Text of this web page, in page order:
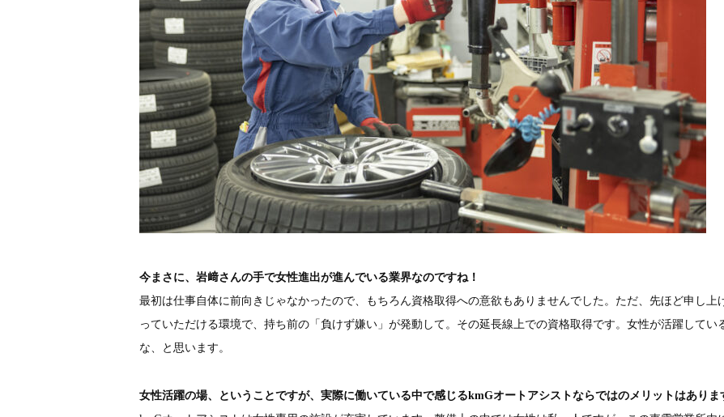
今まさに、岩﨑さんの手で女性進出が進んでいる業界なのですね！
最初は仕事自体に前向きじゃなかったので、もちろん資格取得への意欲もありませんでした。ただ、先ほど申し
っていただける環境で、持ち前の「負けず嫌い」が発動して。その延長線上での資格取得です。女性が活躍して
な、と思います。
女性活躍の場、ということですが、実際に働いている中で感じるkmGオートアシストならではのメリットはありま